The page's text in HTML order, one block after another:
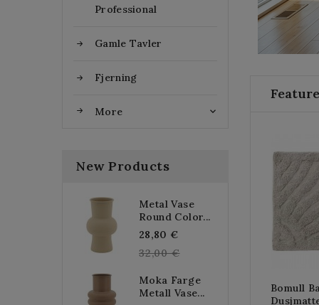
Professional
Gamle Tavler
Fjerning
More 
New Products
Metal Vase
Round Color...
28,80 €
32,00 €
Moka Farge
Metall Vase...
Bomull